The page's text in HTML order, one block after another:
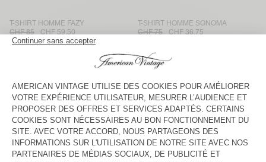
T-SHIRT HOMME FAZY
CHF 85
CHF 59,50
T-SHIRT HOMME SONOMA
CHF 75
CHF 36,75
T-SHIRT HOMME GAMIPY
CHF 55
T-SHIRT HOMME FAZY
CHF 75
CHF 52,50
T-SHIRT HOMME BYPTOW
CHF 85
CHF 34
T-SHIRT HOMME GAMIPY
CHF 55
CHF 23,10
T-SHIRT HOMME YLITOWN
CHF 70
CHF 28